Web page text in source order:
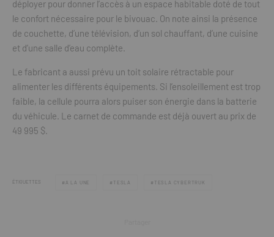
déployer pour donner l’accès à un espace habitable doté de tout
le confort nécessaire pour le bivouac. On note ainsi la présence
de couchette, d’une télévision, d’un sol chauffant, d’une cuisine
et d’une salle d’eau complète.
Le fabricant a aussi prévu un toit solaire rétractable pour
alimenter les différents équipements. Si l’ensoleillement est trop
faible, la cellule pourra alors puiser son énergie dans la batterie
du véhicule. Le carnet de commande est déjà ouvert au prix de
49 995 $.
ÉTIQUETTES A LA UNE TESLA TESLA CYBERTRUK